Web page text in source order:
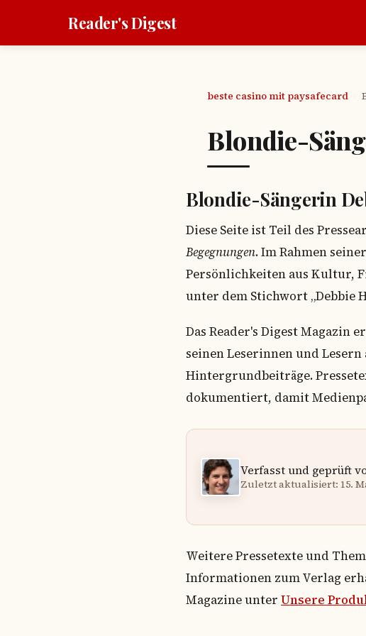
Reader's Digest
beste casino mit paysafecard
Blondie-
Blondie-Sängerin
Diese Seite ist Teil des
Begegnungen. Im Rahmen
Persönlichkeiten aus Kultur,
unter dem Stichwort
Das Reader's Digest Magazin
seinen Leserinnen und
Hintergrundbeiträge.
dokumentiert, damit
Verfasst und geprüft
Zuletzt aktualisiert: 15.
Weitere Pressetexte und
Informationen zum Verlag
Magazine unter Unsere